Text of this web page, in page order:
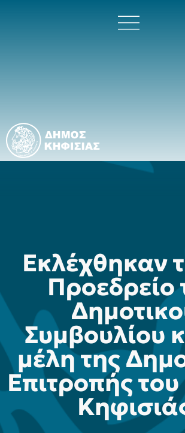
Εκλέχθηκαν
Προεδρείο
Συμβουλίου
μέλη της
Επιτροπής